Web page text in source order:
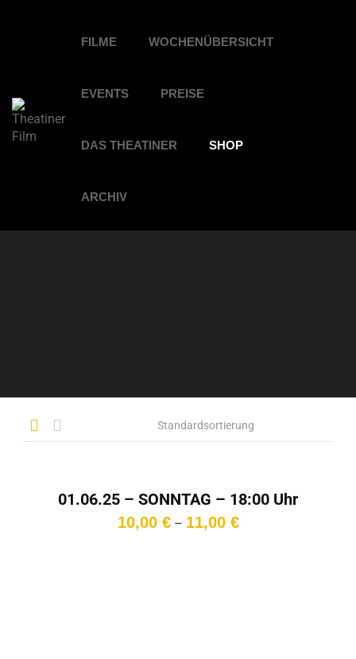
FILME WOCHENÜBERSICHT
EVENTS PREISE
DAS THEATINER SHOP
ARCHIV
01.06.25 – SONNTAG – 18:00 Uhr
10,00 € – 11,00 €Preisspanne: